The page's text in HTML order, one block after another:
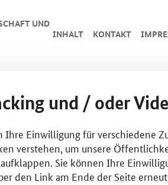
UND
INHALT KONTAKT
und / oder
Ihre Einwilligung für verschiedene
verstehen, um unsere
Sie können Ihre
den Link am Ende der Seite